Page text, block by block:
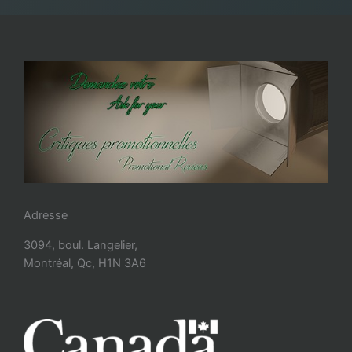
Adresse
3094, boul. Langelier,
Montréal, Qc, H1N 3A6